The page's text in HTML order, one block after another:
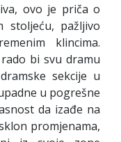
ovo je priča o
stoljeću, pažljivo
klincima.
bi svu dramu
sekcije u
u pogrešne
da izađe na
promjenama,